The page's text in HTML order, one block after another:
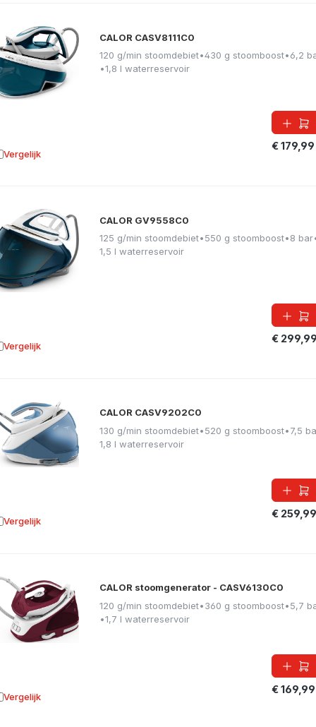
CALOR CASV8111C0
120 g/min stoomdebiet•430 g stoomboost•6,2
•1,8 l waterreservoir
€ 179,99
Vergelijk aan vergelijking
CALOR GV9558C0
125 g/min stoomdebiet•550 g stoomboost•8 bar
1,5 l waterreservoir
€
Vergelijk aan vergelijking
CALOR CASV9202C0
130 g/min stoomdebiet•520 g stoomboost•7,5
1,8 l waterreservoir
€ 259,99
Vergelijk aan vergelijking
CALOR stoomgenerator - CASV6130C0
120 g/min stoomdebiet•360 g stoomboost•5,7
•1,7 l waterreservoir
€ 169,99
Vergelijk aan vergelijking